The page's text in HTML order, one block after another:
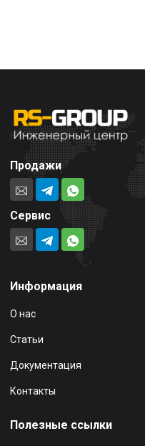
Продажи
Сервис
Информация
О нас
Статьи
Документация
Контакты
Полезные ссылки